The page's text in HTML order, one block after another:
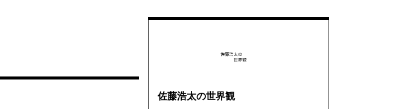
佐藤浩太の世界観